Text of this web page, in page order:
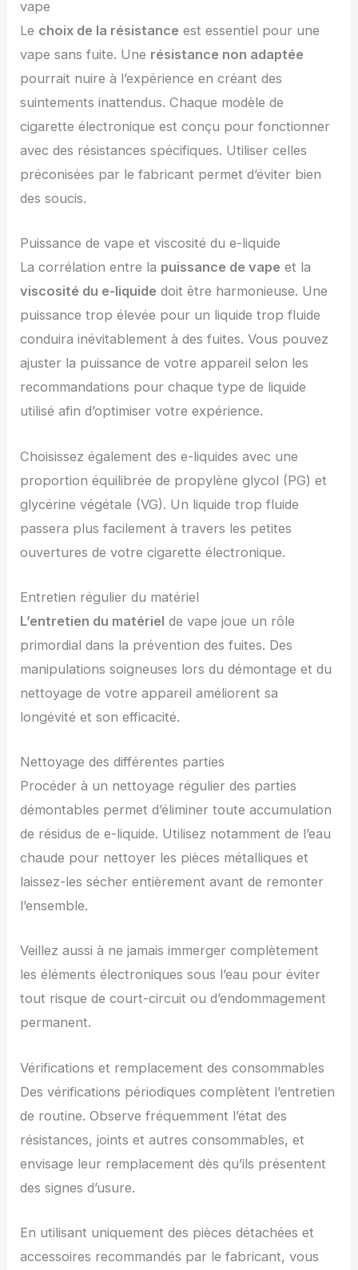
vape
Le choix de la résistance est essentiel pour une
vape sans fuite. Une résistance non adaptée
pourrait nuire à l’expérience en créant des
suintements inattendus. Chaque modèle de
cigarette électronique est conçu pour fonctionner
avec des résistances spécifiques. Utiliser celles
préconisées par le fabricant permet d’éviter bien
des soucis.
Puissance de vape et viscosité du e-liquide
La corrélation entre la puissance de vape et la
viscosité du e-liquide doit être harmonieuse. Une
puissance trop élevée pour un liquide trop fluide
conduira inévitablement à des fuites. Vous pouvez
ajuster la puissance de votre appareil selon les
recommandations pour chaque type de liquide
utilisé afin d’optimiser votre expérience.
Choisissez également des e-liquides avec une
proportion équilibrée de propylène glycol (PG) et
glycérine végétale (VG). Un liquide trop fluide
passera plus facilement à travers les petites
ouvertures de votre cigarette électronique.
Entretien régulier du matériel
L’entretien du matériel de vape joue un rôle
primordial dans la prévention des fuites. Des
manipulations soigneuses lors du démontage et du
nettoyage de votre appareil améliorent sa
longévité et son efficacité.
Nettoyage des différentes parties
Procéder à un nettoyage régulier des parties
démontables permet d’éliminer toute accumulation
de résidus de e-liquide. Utilisez notamment de l’eau
chaude pour nettoyer les pièces métalliques et
laissez-les sécher entièrement avant de remonter
l’ensemble.
Veillez aussi à ne jamais immerger complètement
les éléments électroniques sous l’eau pour éviter
tout risque de court-circuit ou d’endommagement
permanent.
Vérifications et remplacement des consommables
Des vérifications périodiques complètent l’entretien
de routine. Observe fréquemment l’état des
résistances, joints et autres consommables, et
envisage leur remplacement dès qu’ils présentent
des signes d’usure.
En utilisant uniquement des pièces détachées et
accessoires recommandés par le fabricant, vous